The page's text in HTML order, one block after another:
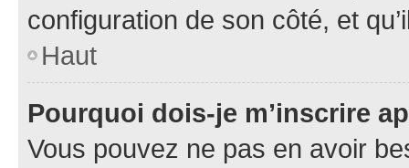
configuration de son côté, et
Haut
Pourquoi dois-je m’inscrire
Vous pouvez ne pas en avoir